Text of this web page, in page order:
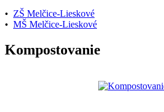
• ZŠ Melčice-Lieskové
• MŠ Melčice-Lieskové
Kompostovanie